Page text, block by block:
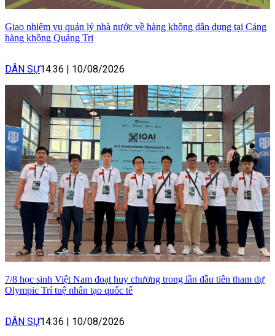
Giao nhiệm vụ quản lý nhà nước về hàng không dân dụng tại Cảng
hàng không Quảng Trị
DÂN SỰ14:36 | 10/08/2026
7/8 học sinh Việt Nam đoạt huy chương trong lần đầu tiên tham dự
Olympic Trí tuệ nhân tạo quốc tế
DÂN SỰ14:36 | 10/08/2026